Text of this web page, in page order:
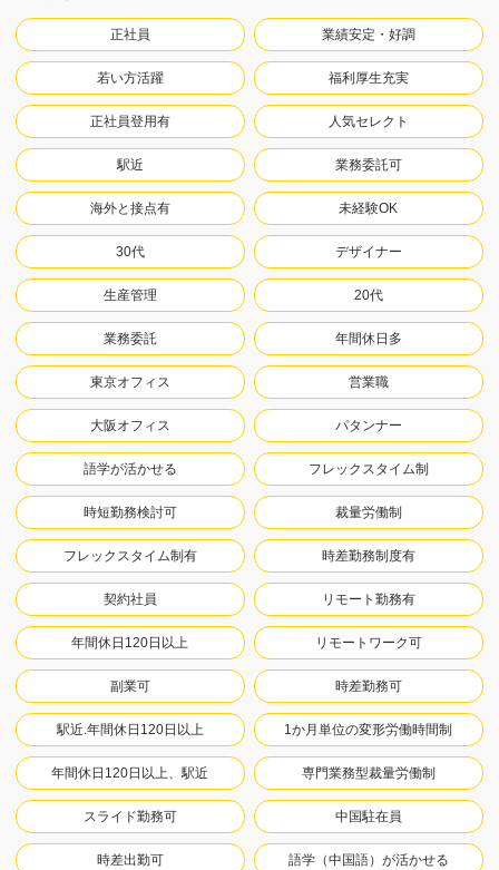
正社員 業績安定・好調
若い方活躍 福利厚生充実
正社員登用有 人気セレクト
駅近 業務委託可
海外と接点有 未経験OK
30代 デザイナー
生産管理 20代
業務委託 年間休日多
東京オフィス 営業職
大阪オフィス パタンナー
語学が活かせる フレックスタイム制
時短勤務検討可 裁量労働制
フレックスタイム制有 時差勤務制度有
契約社員 リモート勤務有
年間休日120日以上 リモートワーク可
副業可 時差勤務可
駅近.年間休日120日以上 1か月単位の変形労働時間制
年間休日120日以上、駅近 専門業務型裁量労働制
スライド勤務可 中国駐在員
時差出勤可 語学（中国語）が活かせる